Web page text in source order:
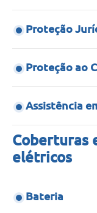
Proteção
Proteção ao
Assistência
Coberturas
elétricos
Bateria